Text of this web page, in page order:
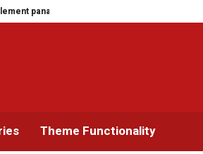
Aimé Boji Sangara multiplie les
Theme Functionality